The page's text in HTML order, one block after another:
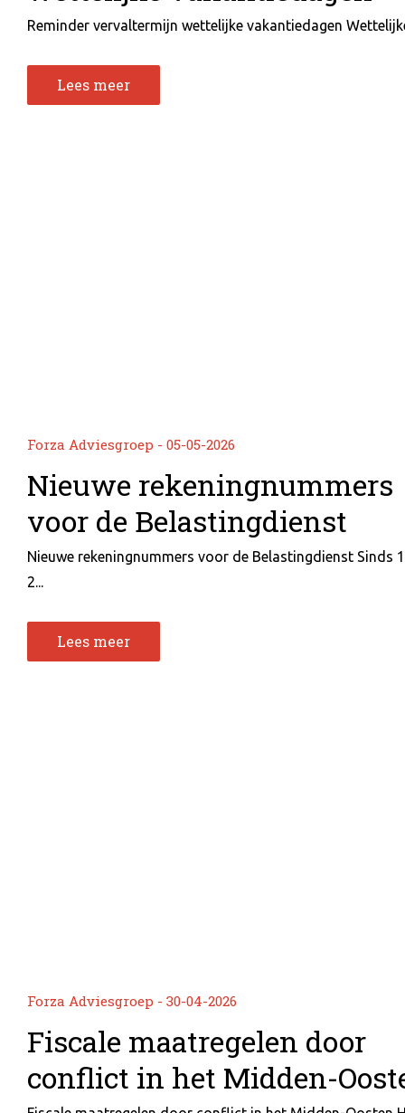
Reminder vervaltermijn wettelijke vakantiedagen
Lees meer
Forza Adviesgroep - 05-05-2026
Nieuwe rekeningnummers
voor de Belastingdienst
Nieuwe rekeningnummers voor de Belastingdienst Sinds
2...
Lees meer
Forza Adviesgroep - 30-04-2026
Fiscale maatregelen door
conflict in het Midden-